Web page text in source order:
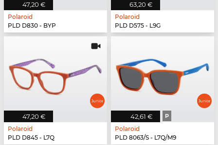
47,20 €
Polaroid
PLD D830 - BYP
63,20 €
Polaroid
PLD D575 - L9G
47,20 €
Polaroid
PLD D845 - L7Q
42,61 € P
Polaroid
PLD 8063/S - L7Q/M9